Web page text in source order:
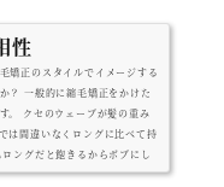
性
矯正のスタイルでイメージする
？ 一般的に縮毛矯正をかけた
。 クセのウェーブが髪の重み
は間違いなくロングに比べて持
ングだと飽きるからボブにし
いんです。ボブ+縮毛矯正の不